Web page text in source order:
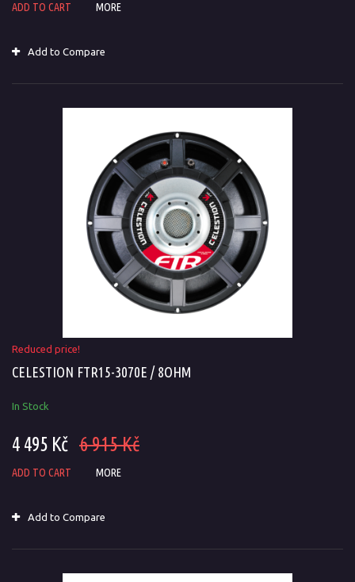
ADD TO CART MORE
Add to Compare
Reduced price!
CELESTION FTR15-3070E / 8OHM
In Stock
4 495 Kč 6 915 Kč
ADD TO CART MORE
Add to Compare